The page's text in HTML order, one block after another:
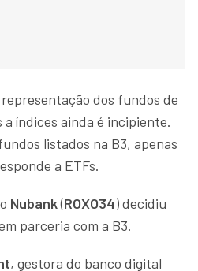
dos fundos de
índices ainda é incipiente.
listados na B3, apenas
a ETFs.
Nubank(ROXO34) decidiu
parceria com a B3.
, gestora do banco digital